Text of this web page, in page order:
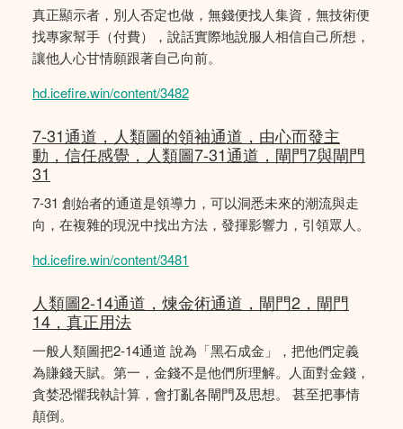
真正顯示者，別人否定也做，無錢便找人集資，無技術便
找專家幫手（付費），說話實際地說服人相信自己所想，
讓他人心甘情願跟著自己向前。
hd.icefire.win/content/3482
7-31通道，人類圖的領袖通道，由心而發主
動，信任感覺，人類圖7-31通道，閘門7與閘門
31
7-31 創始者的通道是領導力，可以洞悉未來的潮流與走
向，在複雜的現況中找出方法，發揮影響力，引領眾人。
hd.icefire.win/content/3481
人類圖2-14通道，煉金術通道，閘門2，閘門
14，真正用法
一般人類圖把2-14通道 說為「黑石成金」，把他們定義
為賺錢天賦。第一，金錢不是他們所理解。人面對金錢，
貪婪恐懼我執計算，會打亂各閘門及思想。 甚至把事情
顛倒。